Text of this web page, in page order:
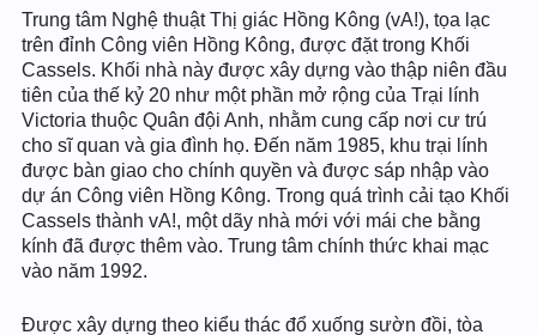
Trung tâm Nghệ thuật Thị giác Hồng Kông (vA!), tọa lạc
trên đỉnh Công viên Hồng Kông, được đặt trong Khối
Cassels. Khối nhà này được xây dựng vào thập niên đầu
tiên của thế kỷ 20 như một phần mở rộng của Trại lính
Victoria thuộc Quân đội Anh, nhằm cung cấp nơi cư trú
cho sĩ quan và gia đình họ. Đến năm 1985, khu trại lính
được bàn giao cho chính quyền và được sáp nhập vào
dự án Công viên Hồng Kông. Trong quá trình cải tạo Khối
Cassels thành vA!, một dãy nhà mới với mái che bằng
kính đã được thêm vào. Trung tâm chính thức khai mạc
vào năm 1992.
Được xây dựng theo kiểu thác đổ xuống sườn đồi, tòa